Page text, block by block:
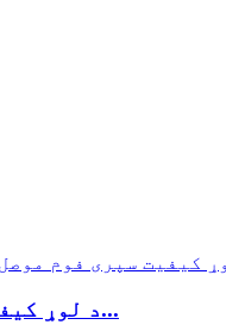
د لوړ کیفیت سپری فوم اندر...